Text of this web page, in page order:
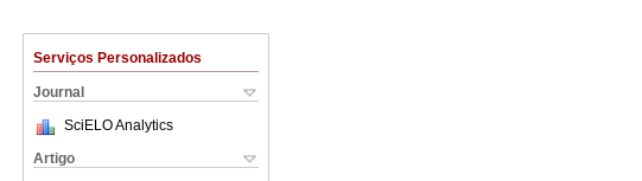
Serviços Personalizados
Journal
SciELO Analytics
Artigo